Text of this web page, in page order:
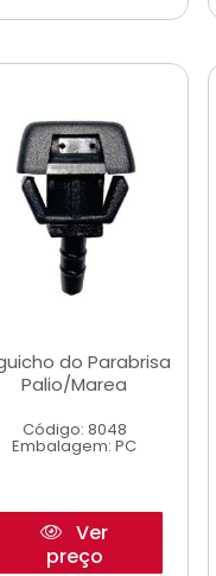
do Parabrisa
Palio/Marea
Código: 8048
Embalagem: PC
Ver
preço